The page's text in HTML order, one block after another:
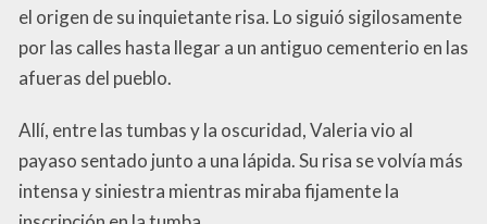
el origen de su inquietante risa. Lo siguió sigilosamente
por las calles hasta llegar a un antiguo cementerio en las
afueras del pueblo.
Allí, entre las tumbas y la oscuridad, Valeria vio al
payaso sentado junto a una lápida. Su risa se volvía más
intensa y siniestra mientras miraba fijamente la